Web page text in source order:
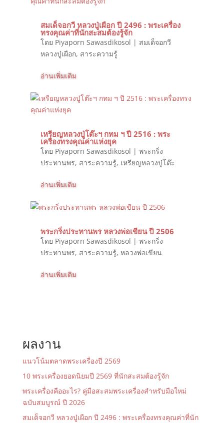
สมเด็จอกวี หลวงปู่เผือก ปี 2496 : พระเครื่อง
ทรงคุณค่าที่นักสะสมต้องรู้จัก
โดย Piyaporn Sawasdikosol | สมเด็จอกวี
หลวงปู่เผือก, สาระความรู้
อ่านเพิ่มเติม
เหรียญหลวงปู่โต๊ะฯ กทม ฯ ปี 2516 : พระ
เครื่องทรงคุณค่าแห่งยุค
โดย Piyaporn Sawasdikosol | พระกริ่ง
ประทานพร, สาระความรู้, เหรียญหลวงปู่โต๊ะ
อ่านเพิ่มเติม
พระกริ่งประทานพร หลวงพ่อเขียน ปี 2506
โดย Piyaporn Sawasdikosol | พระกริ่ง
ประทานพร, สาระความรู้, หลวงพ่อเขียน
อ่านเพิ่มเติม
ผลงาน
แนวโน้มตลาดพระเครื่องปี 2569
10 พระเครื่องยอดนิยมปี 2569 ที่นักสะสมต้องรู้จัก
พระเครื่องคืออะไร? คู่มือสะสมพระเครื่องสำหรับมือใหม่
ฉบับสมบูรณ์ ปี 2026
สมเด็จอกวี หลวงปู่เผือก ปี 2496 : พระเครื่องทรงคุณค่าที่นัก